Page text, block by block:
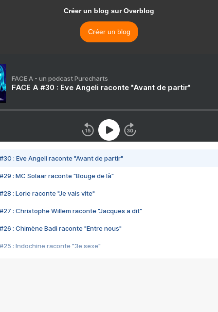
Créer un blog sur Overblog
Créer un blog
FACE A - un podcast Purecharts
FACE A #30 : Eve Angeli raconte "Avant de partir"
#30 : Eve Angeli raconte "Avant de partir"
#29 : MC Solaar raconte "Bouge de là"
#28 : Lorie raconte "Je vais vite"
#27 : Christophe Willem raconte "Jacques a dit"
#26 : Chimène Badi raconte "Entre nous"
#25 : Indochine raconte "3e sexe"